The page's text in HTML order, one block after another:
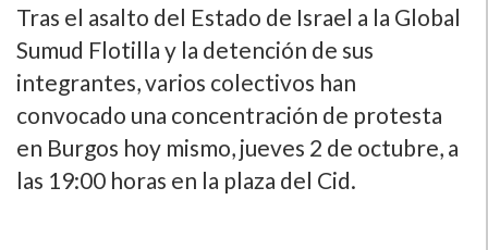
Tras el asalto del Estado de Israel a la Global
Sumud Flotilla y la detención de sus
integrantes, varios colectivos han
convocado una concentración de protesta
en Burgos hoy mismo, jueves 2 de octubre, a
las 19:00 horas en la plaza del Cid.